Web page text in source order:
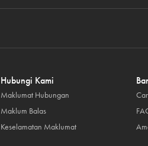
Hubungi Kami
Maklumat Hubungan
Maklum Balas
Keselamatan Maklumat